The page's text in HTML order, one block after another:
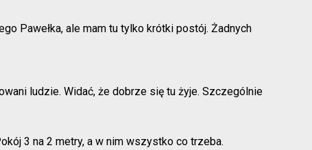
Pawełka, ale mam tu tylko krótki postój. Żadnych
ludzie. Widać, że dobrze się tu żyje. Szczególnie
3 na 2 metry, a w nim wszystko co trzeba.